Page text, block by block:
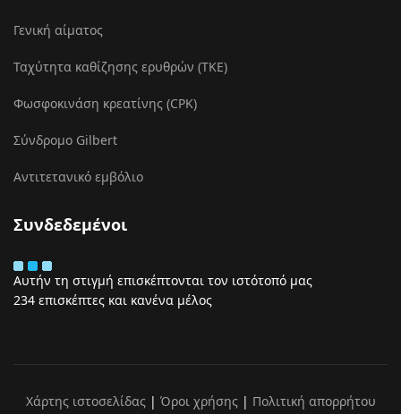
Γενική αίματος
Ταχύτητα καθίζησης ερυθρών (ΤΚΕ)
Φωσφοκινάση κρεατίνης (CPK)
Σύνδρομο Gilbert
Αντιτετανικό εμβόλιο
Συνδεδεμένοι
Αυτήν τη στιγμή επισκέπτονται τον ιστότοπό μας
234 επισκέπτες και κανένα μέλος
Χάρτης ιστοσελίδας| Όροι χρήσης| Πολιτική απορρήτου